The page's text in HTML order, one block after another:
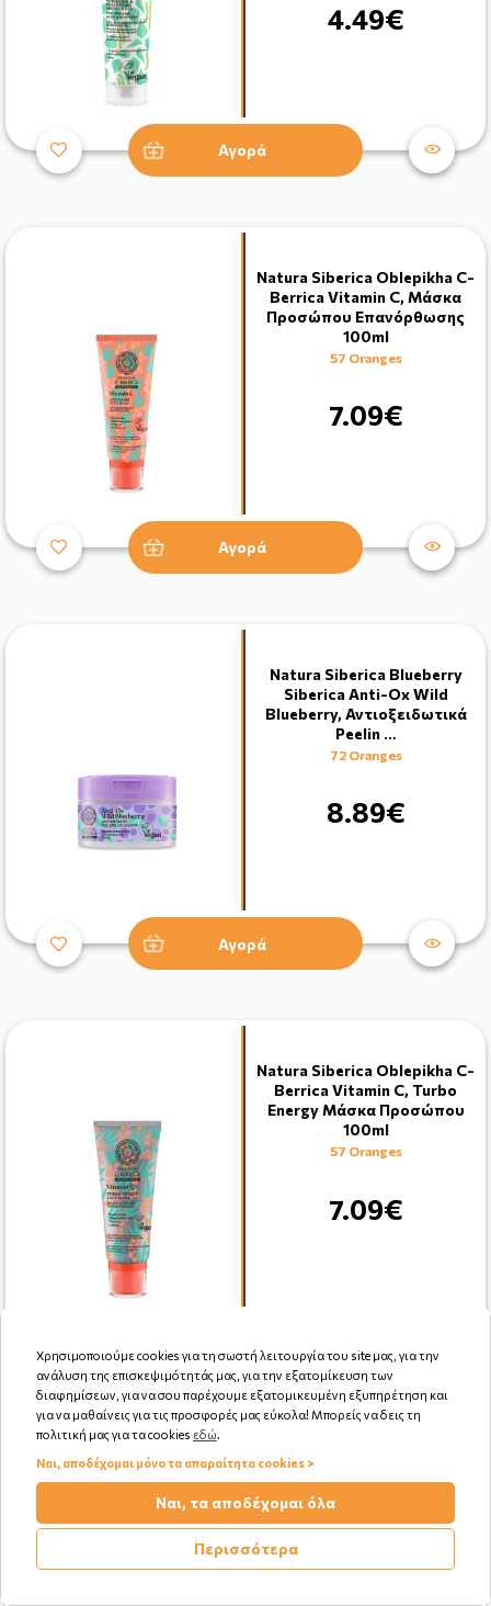
4.49€
Αγορά
Natura Siberica Oblepikha C-
Berrica Vitamin C, Μάσκα
Προσώπου Επανόρθωσης
100ml
57 Oranges
7.09€
Αγορά
Natura Siberica Blueberry
Siberica Anti-Ox Wild
Blueberry, Αντιοξειδωτικά
Peelin …
72 Oranges
8.89€
Αγορά
Natura Siberica Oblepikha C-
Berrica Vitamin C, Turbo
Energy Μάσκα Πρoσώπου
100ml
57 Oranges
7.09€
Natura Siberica Copenhagen
Modelling Body Scrub 10 Icy
Berries, Σμίλευση Σιλουέτ …
119 Oranges
Χρησιμοποιούμε cookies για τη σωστή λειτουργία του site μας, για την
ανάλυση της επισκεψιμότητάς μας, για την εξατομίκευση των
διαφημίσεων, για να σου παρέχουμε εξατομικευμένη εξυπηρέτηση και
για να μαθαίνεις για τις προσφορές μας εύκολα! Μπορείς να δεις τη
πολιτική μας για τα cookies εδώ.
Ναι, αποδέχομαι μόνο τα απαραίτητα cookies >
Ναι, τα αποδέχομαι όλα
Περισσότερα